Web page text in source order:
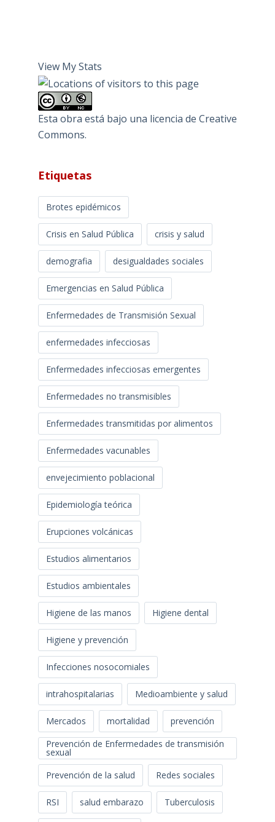
View My Stats
Esta obra está bajo una licencia de Creative
Commons.
Etiquetas
Brotes epidémicos
Crisis en Salud Pública crisis y salud
demografia desigualdades sociales
Emergencias en Salud Pública
Enfermedades de Transmisión Sexual
enfermedades infecciosas
Enfermedades infecciosas emergentes
Enfermedades no transmisibles
Enfermedades transmitidas por alimentos
Enfermedades vacunables
envejecimiento poblacional
Epidemiología teórica
Erupciones volcánicas
Estudios alimentarios
Estudios ambientales
Higiene de las manos Higiene dental
Higiene y prevención
Infecciones nosocomiales
intrahospitalarias Medioambiente y salud
Mercados mortalidad
prevención
Prevención de Enfermedades de transmisión
sexual
Prevención de la salud
Redes sociales
RSI salud embarazo Tuberculosis